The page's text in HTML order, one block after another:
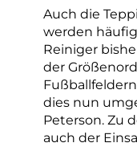
Auch die
werden
Reiniger
der
dies nun
Peterson. Zu
auch der